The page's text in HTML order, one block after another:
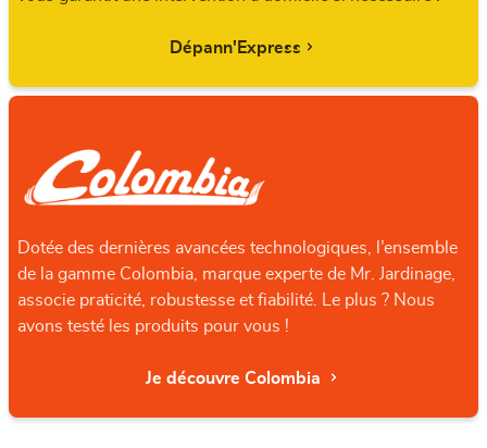
Dépann'Express
Dotée des dernières avancées technologiques, l’ensemble
de la gamme Colombia, marque experte de Mr. Jardinage,
associe praticité, robustesse et fiabilité. Le plus ? Nous
avons testé les produits pour vous !
Je découvre Colombia